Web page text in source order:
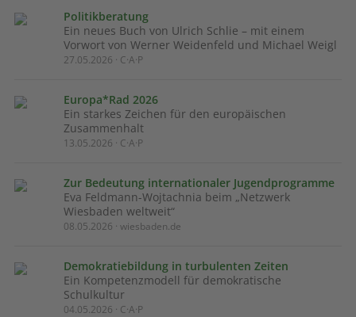
Politikberatung
Ein neues Buch von Ulrich Schlie – mit einem
Vorwort von Werner Weidenfeld und Michael Weigl
27.05.2026 · C·A·P
Europa*Rad 2026
Ein starkes Zeichen für den europäischen
Zusammenhalt
13.05.2026 · C·A·P
Zur Bedeutung internationaler Jugendprogramme
Eva Feldmann-Wojtachnia beim „Netzwerk
Wiesbaden weltweit“
08.05.2026 · wiesbaden.de
Demokratiebildung in turbulenten Zeiten
Ein Kompetenzmodell für demokratische
Schulkultur
04.05.2026 · C·A·P